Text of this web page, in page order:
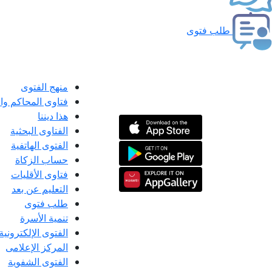
طلب فتوى
منهج الفتوى
فتاوى المحاكم
هذا ديننا
الفتاوى البحثية
الفتوى الهاتفية
حساب الزكاة
فتاوى الأقليات
التعليم عن بعد
طلب فتوى
تنمية الأسرة
الفتوى الإلكترونية
المركز الإعلامى
الفتوى الشفوية